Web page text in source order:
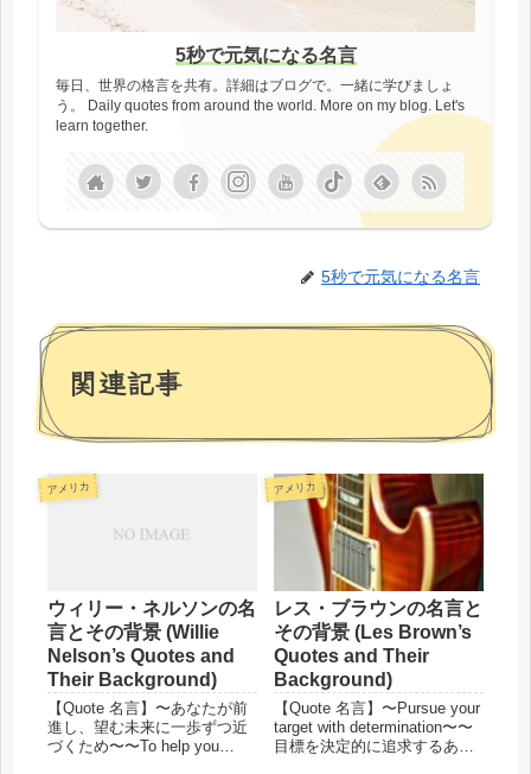
5秒で元気になる名言
毎日、世界の格言を共有。詳細はブログで。一緒に学びましょ
う。 Daily quotes from around the world. More on my blog. Let's
learn together.
5秒で元気になる名言
関連記事
アメリカ
ウィリー・ネルソンの名
言とその背景 (Willie
Nelson’s Quotes and
Their Background)
【Quote 名言】〜あなたが前
進し、望む未来に一歩ずつ近
づくため〜〜To help you
アメリカ
レス・ブラウンの名言と
その背景 (Les Brown’s
Quotes and Their
Background)
【Quote 名言】〜Pursue your
target with determination〜〜
目標を決定的に追求するあな